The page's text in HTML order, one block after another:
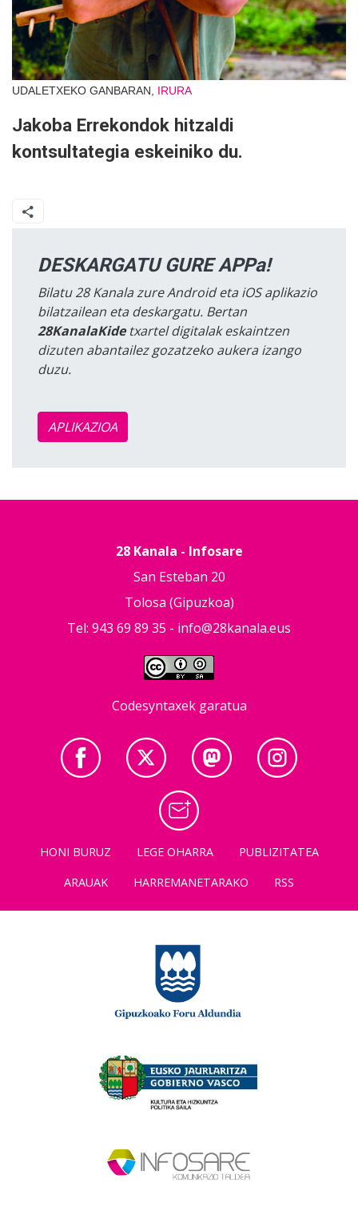
UDALETXEKO GANBARAN, IRURA
Jakoba Errekondok hitzaldi
kontsultategia eskeiniko du.
DESKARGATU GURE APPa!
Bilatu 28 Kanala zure Android eta iOS aplikazio
bilatzailean eta deskargatu. Bertan
28KanalaKidetxartel digitalak eskaintzen
dizuten abantailez gozatzeko aukera izango
duzu.
APLIKAZIOA
28 Kanala - Infosare
San Esteban 20
Tolosa (Gipuzkoa)
Tel: 943 69 89 35 - info@28kanala.eus
Codesyntaxek garatua
HONI BURUZ LEGE OHARRA
PUBLIZITATEA
ARAUAK
HARREMANETARAKO RSS